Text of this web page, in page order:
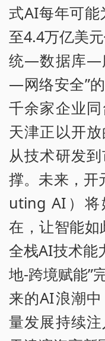
式AI每年可能
至4.4万亿美
统—数据库—
—网络安全”
千余家企业
天津正以开
从技术研发
撑。未来，
uting AI）将
在，让智能如
全栈AI技术能
地-跨境赋能”
来的AI浪潮
量发展持续